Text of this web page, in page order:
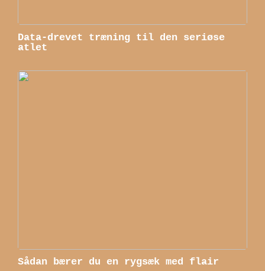
Data-drevet træning til den seriøse
atlet
Sådan bærer du en rygsæk med flair